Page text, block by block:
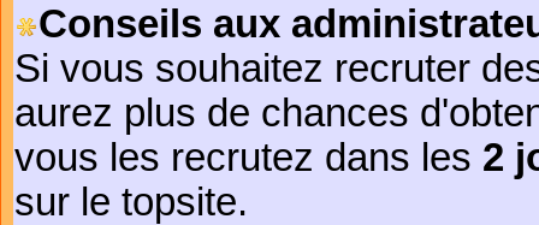
Conseils aux
Si vous souhaitez recruter
aurez plus de chances
vous les recrutez dans les 2
sur le topsite.